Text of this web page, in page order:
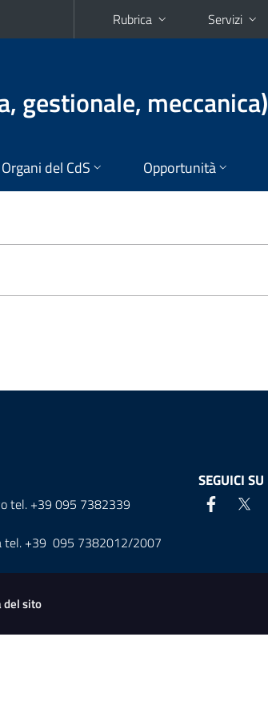
Rubrica Servizi
gestionale, meccanica)
Organi del CdS Opportunità
tel. +39 095 7382339
tel. +39 095 7382012/2007
SEGUICI SU
del sito